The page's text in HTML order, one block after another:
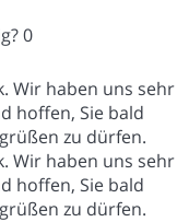
0
Wir haben uns sehr
hoffen, Sie bald
zu dürfen.
Wir haben uns sehr
hoffen, Sie bald
zu dürfen.